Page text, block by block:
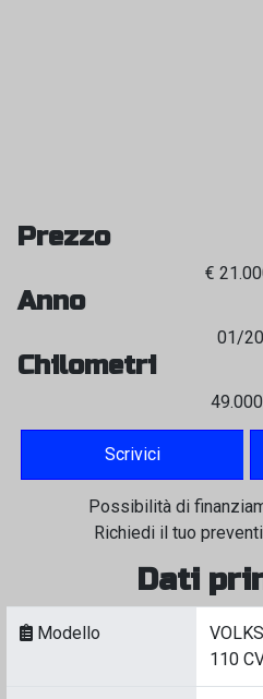
Prezzo
€
Anno
01/
Chilometri
Scrivici
Possibilità di
Richiedi il tuo
Dati
Modello
110